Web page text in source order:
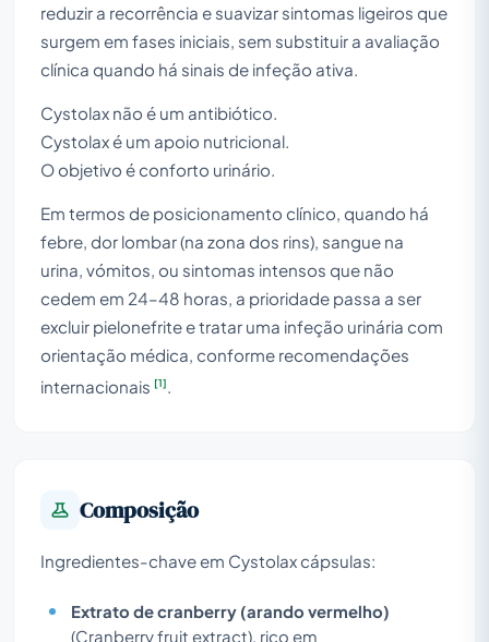
reduzir a recorrência e suavizar sintomas ligeiros que
surgem em fases iniciais, sem substituir a avaliação
clínica quando há sinais de infeção ativa.
Cystolax não é um antibiótico.
Cystolax é um apoio nutricional.
O objetivo é conforto urinário.
Em termos de posicionamento clínico, quando há
febre, dor lombar (na zona dos rins), sangue na
urina, vómitos, ou sintomas intensos que não
cedem em 24–48 horas, a prioridade passa a ser
excluir pielonefrite e tratar uma infeção urinária com
orientação médica, conforme recomendações
internacionais [1]
Composição
Ingredientes-chave em Cystolax cápsulas:
Extrato de cranberry (arando vermelho)
(Cranberry fruit extract), rico em